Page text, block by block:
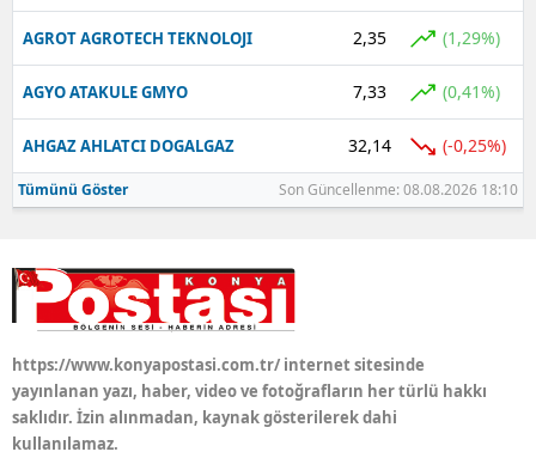
AGROT AGROTECH TEKNOLOJI 2,35 (1,29%)
AGYO ATAKULE GMYO 7,33 (0,41%)
AHGAZ AHLATCI DOGALGAZ 32,14 (-0,25%)
Tümünü Göster Son Güncellenme: 08.08.2026 18:10
https://www.konyapostasi.com.tr/ internet sitesinde
yayınlanan yazı, haber, video ve fotoğrafların her türlü hakkı
saklıdır. İzin alınmadan, kaynak gösterilerek dahi
kullanılamaz.